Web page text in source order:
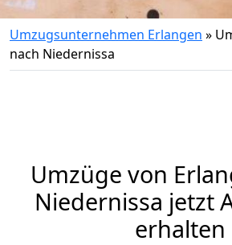
Umzugsunternehmen Erlangen »
nach Niedernissa
Umzüge von
Niedernissa jetzt
erhalten